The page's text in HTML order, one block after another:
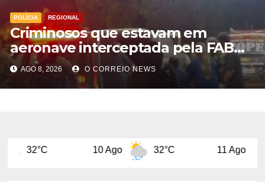
POLÍCIA REGIONAL
Criminosos que estavam em
aeronave interceptada pela FAB
em MS morrem durante confronto
com o Bope
AGO 8, 2026 O CORREIO NEWS
10 Ago 32°C 11 Ago 29°C